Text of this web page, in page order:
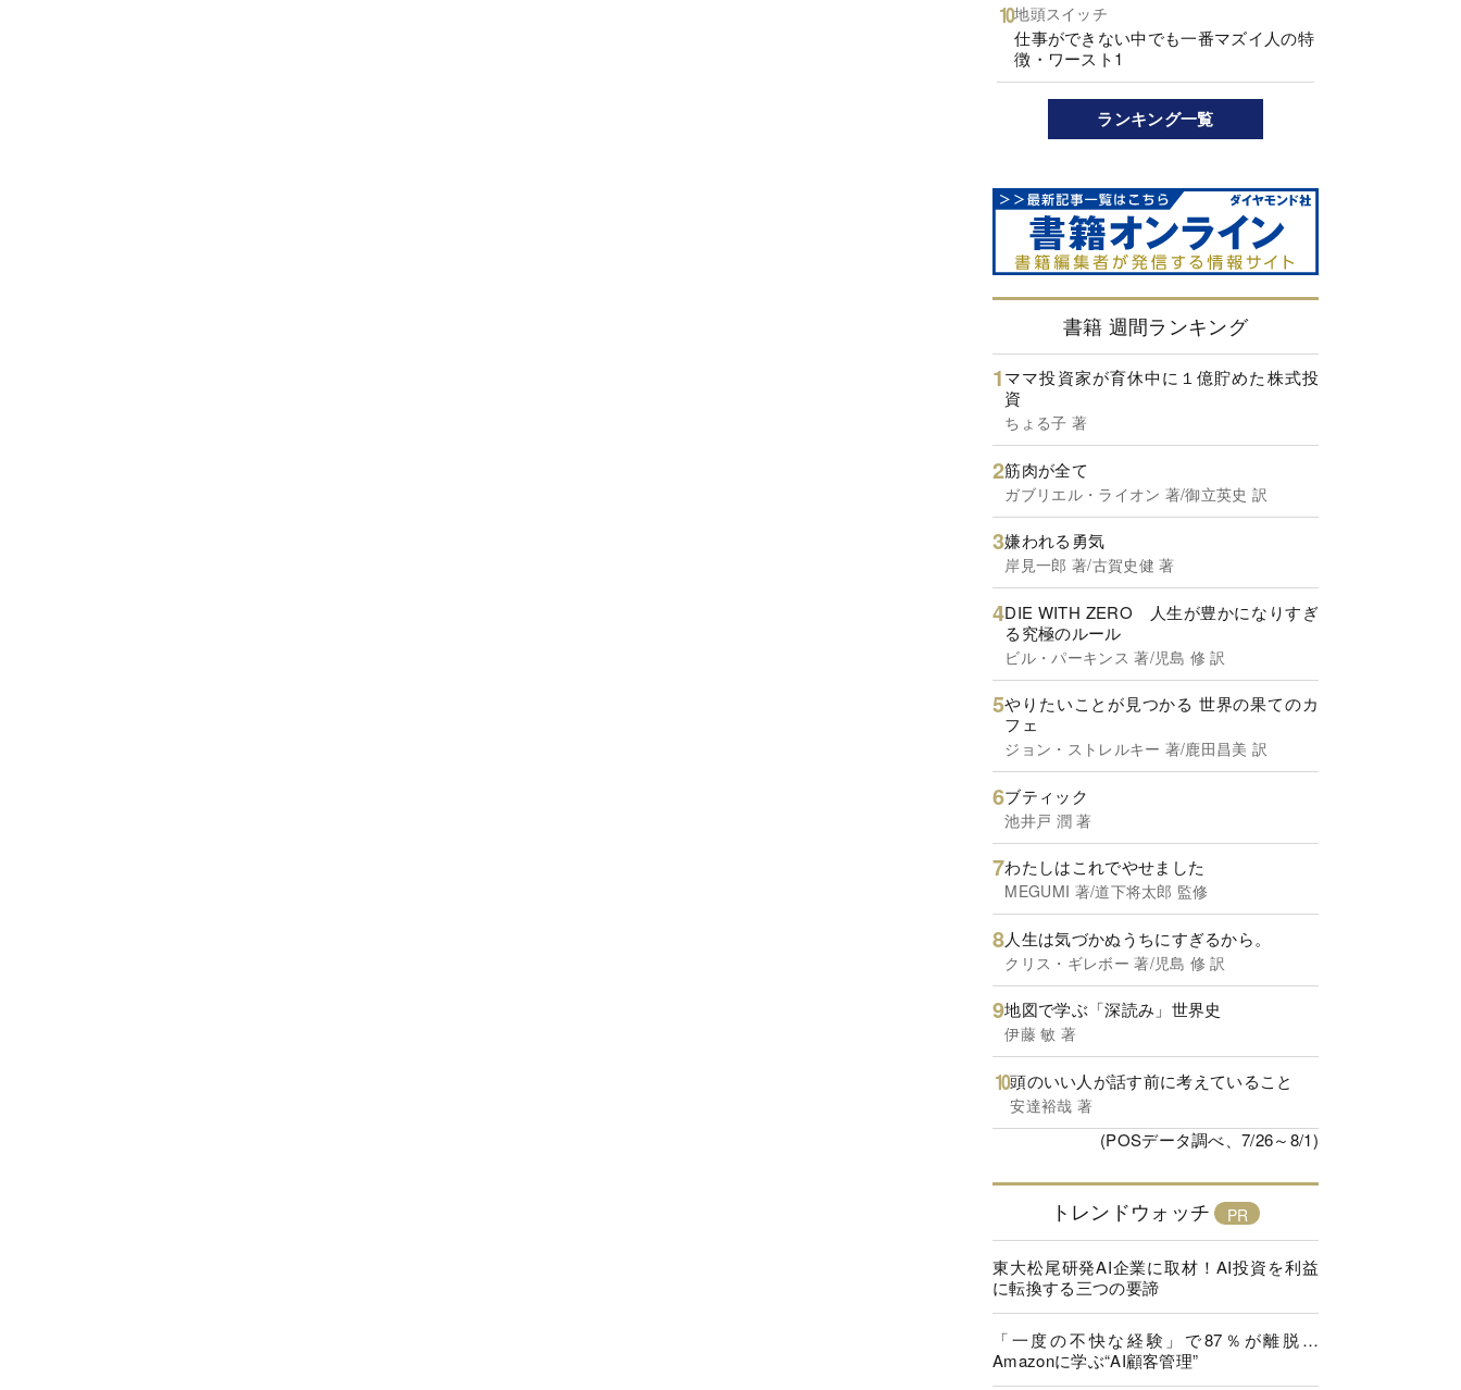
地頭スイッチ
仕事ができない中でも一番マズイ人の特
徴・ワースト1
ランキング一覧
書籍 週間ランキング
ママ投資家が育休中に１億貯めた株式投
資
ちょる子 著
筋肉が全て
ガブリエル・ライオン 著/御立英史 訳
嫌われる勇気
岸見一郎 著/古賀史健 著
DIE WITH ZERO 人生が豊かになりすぎ
る究極のルール
ビル・パーキンス 著/児島 修 訳
やりたいことが見つかる 世界の果てのカ
フェ
ジョン・ストレルキー 著/鹿田昌美 訳
ブティック
池井戸 潤 著
わたしはこれでやせました
MEGUMI 著/道下将太郎 監修
人生は気づかぬうちにすぎるから。
クリス・ギレボー 著/児島 修 訳
地図で学ぶ「深読み」世界史
伊藤 敏 著
頭のいい人が話す前に考えていること
安達裕哉 著
(POSデータ調べ、7/26～8/1)
トレンドウォッチ
東大松尾研発AI企業に取材！AI投資を利益
に転換する三つの要諦
「一度の不快な経験」で87％が離脱…
Amazonに学ぶ“AI顧客管理”